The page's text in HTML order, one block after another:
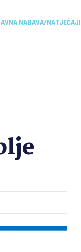
NABAVA/NATJEČAJI